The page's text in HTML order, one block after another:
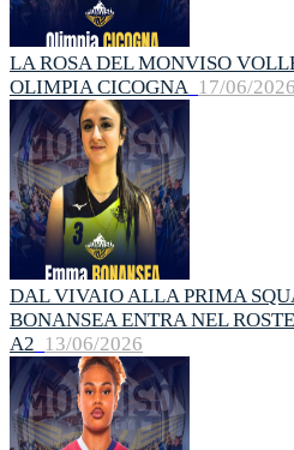
LA ROSA DEL MONVISO
OLIMPIA CICOGNA 17/06/2026
DAL VIVAIO ALLA PRIMA
BONANSEA ENTRA NEL
A2 13/06/2026